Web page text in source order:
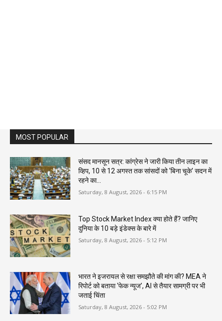
MOST POPULAR
संसद मानसून सत्र: कांग्रेस ने जारी किया तीन लाइन का
व्हिप, 10 से 12 अगस्त तक सांसदों को ‘बिना चूके’ सदन में
रहने का...
Saturday, 8 August, 2026 - 6:15 PM
Top Stock Market Index क्या होते हैं? जानिए
दुनिया के 10 बड़े इंडेक्स के बारे में
Saturday, 8 August, 2026 - 5:12 PM
भारत ने इजरायल से रक्षा समझौते की मांग की? MEA ने
रिपोर्ट को बताया ‘फेक न्यूज’, AI से तैयार सामग्री पर भी
जताई चिंता
Saturday, 8 August, 2026 - 5:02 PM